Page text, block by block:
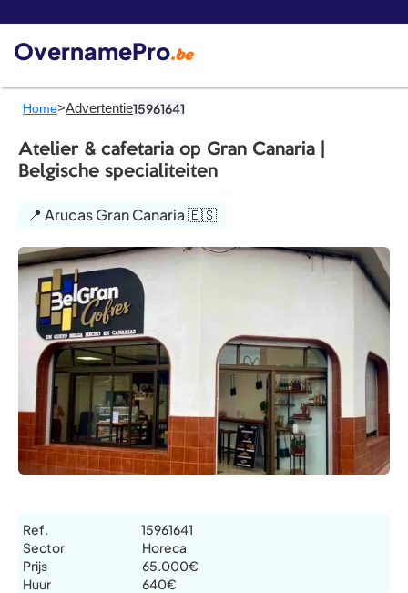
OvernamePro.be
Home>Advertentie15961641
Atelier & cafetaria op Gran Canaria |
Belgische specialiteiten
📍 Arucas Gran Canaria 🇪🇸
Ref.
Sector
Prijs
Huur
15961641
Horeca
65.000€
640€